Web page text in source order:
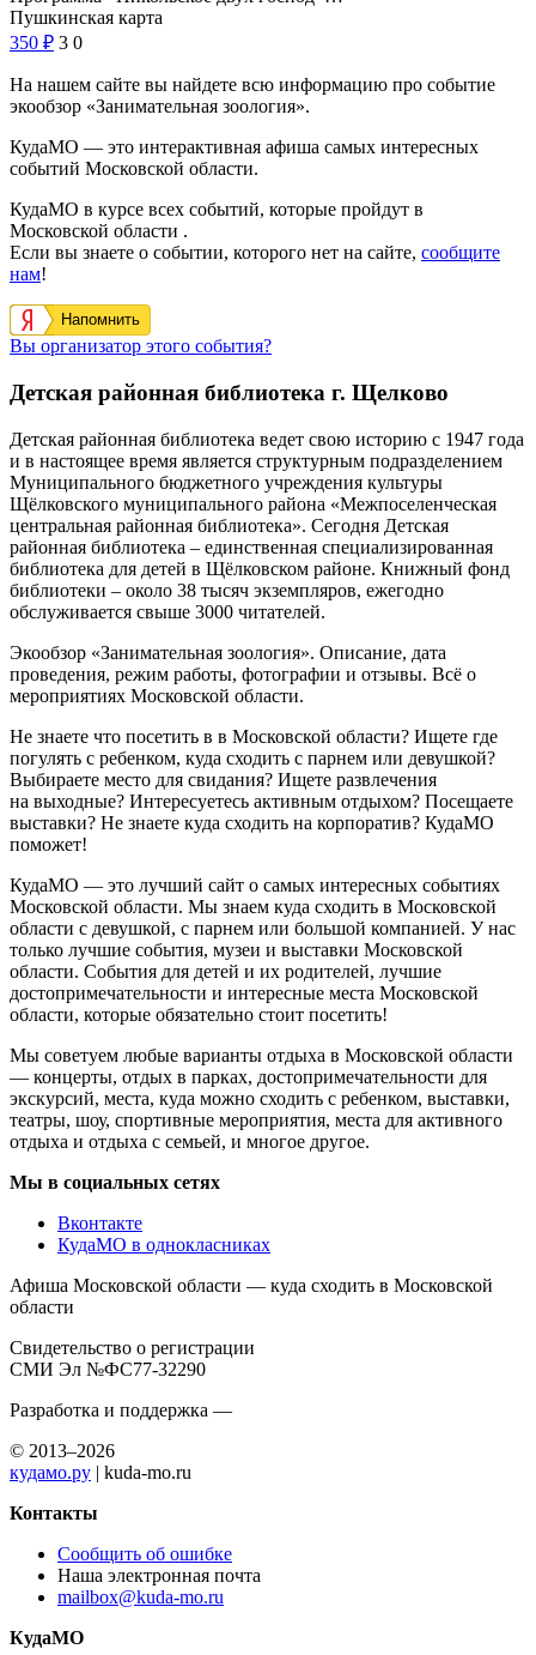
Пушкинская карта
350 ₽ 3 0
На нашем сайте вы найдете всю информацию про событие
экообзор «Занимательная зоология».
КудаМО — это интерактивная афиша самых интересных
событий Московской области.
КудаМО в курсе всех событий, которые пройдут в
Московской области .
Если вы знаете о событии, которого нет на сайте, сообщите
нам!
Напомнить
Вы организатор этого события?
Детская районная библиотека г. Щелково
Детская районная библиотека ведет свою историю с 1947 года
и в настоящее время является структурным подразделением
Муниципального бюджетного учреждения культуры
Щёлковского муниципального района «Межпоселенческая
центральная районная библиотека». Сегодня Детская
районная библиотека – единственная специализированная
библиотека для детей в Щёлковском районе. Книжный фонд
библиотеки – около 38 тысяч экземпляров, ежегодно
обслуживается свыше 3000 читателей.
Экообзор «Занимательная зоология». Описание, дата
проведения, режим работы, фотографии и отзывы. Всё о
мероприятиях Московской области.
Не знаете что посетить в в Московской области? Ищете где
погулять с ребенком, куда сходить с парнем или девушкой?
Выбираете место для свидания? Ищете развлечения
на выходные? Интересуетесь активным отдыхом? Посещаете
выставки? Не знаете куда сходить на корпоратив? КудаМО
поможет!
КудаМО — это лучший сайт о самых интересных событиях
Московской области. Мы знаем куда сходить в Московской
области с девушкой, с парнем или большой компанией. У нас
только лучшие события, музеи и выставки Московской
области. События для детей и их родителей, лучшие
достопримечательности и интересные места Московской
области, которые обязательно стоит посетить!
Мы советуем любые варианты отдыха в Московской области
— концерты, отдых в парках, достопримечательности для
экскурсий, места, куда можно сходить с ребенком, выставки,
театры, шоу, спортивные мероприятия, места для активного
отдыха и отдыха с семьей, и многое другое.
Мы в социальных сетях
Вконтакте
КудаМО в однокласниках
Афиша Московской области — куда сходить в Московской
области
Свидетельство о регистрации
СМИ Эл №ФС77-32290
Разработка и поддержка —
© 2013–2026
кудамо.ру | kuda-mo.ru
Контакты
Сообщить об ошибке
Наша электронная почта
mailbox@kuda-mo.ru
КудаМО